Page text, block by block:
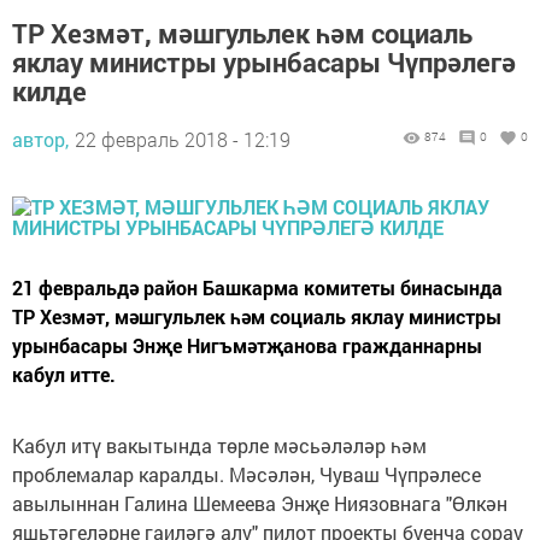
ТР Хезмәт, мәшгульлек һәм социаль
яклау министры урынбасары Чүпрәлегә
килде
автор, 22 февраль 2018 - 12:19 874 0 0
21 февральдә район Башкарма комитеты бинасында
ТР Хезмәт, мәшгульлек һәм социаль яклау министры
урынбасары Энҗе Нигъмәтҗанова гражданнарны
кабул итте.
Кабул итү вакытында төрле мәсьәләләр һәм
проблемалар каралды. Мәсәлән, Чуваш Чүпрәлесе
авылыннан Галина Шемеева Энҗе Ниязовнага "Өлкән
яшьтәгеләрне гаиләгә алу" пилот проекты буенча сорау